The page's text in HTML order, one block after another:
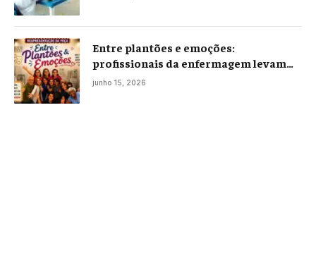
Entre plantões e emoções:
profissionais da enfermagem levam
histórias reais ao palco em Campos
junho 15, 2026